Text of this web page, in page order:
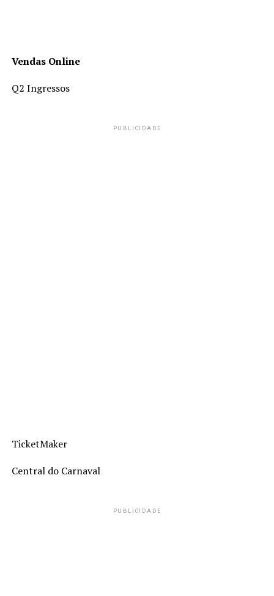
Vendas Online
Q2 Ingressos
PUBLICIDADE
TicketMaker
Central do Carnaval
PUBLICIDADE